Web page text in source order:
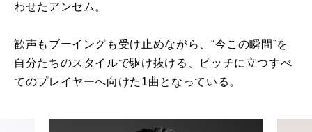
わせたアンセム。
歓声もブーイングも受け止めながら、“今この瞬間”を
自分たちのスタイルで駆け抜ける、ピッチに立つすべ
てのプレイヤーへ向けた1曲となっている。